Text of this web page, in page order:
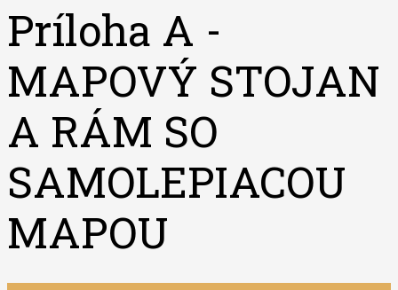
Príloha A -
MAPOVÝ STOJAN
A RÁM SO
SAMOLEPIACOU
MAPOU